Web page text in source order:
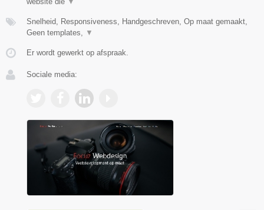
Snelheid, Responsiveness, Handgeschreven, Op maat gemaakt,
Geen templates,
▼
Er wordt gewerkt op afspraak.
Sociale media: